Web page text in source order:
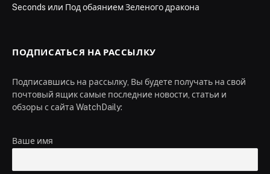
Seconds или Под обаянием Зеленого дракона
ПОДПИСАТЬСЯ НА РАССЫЛКУ
Подписавшись на рассылку, Вы будете получать на свой
почтовый ящик самые последние новости, статьи и
обзоры с сайта WatchDaily:
Ваше имя